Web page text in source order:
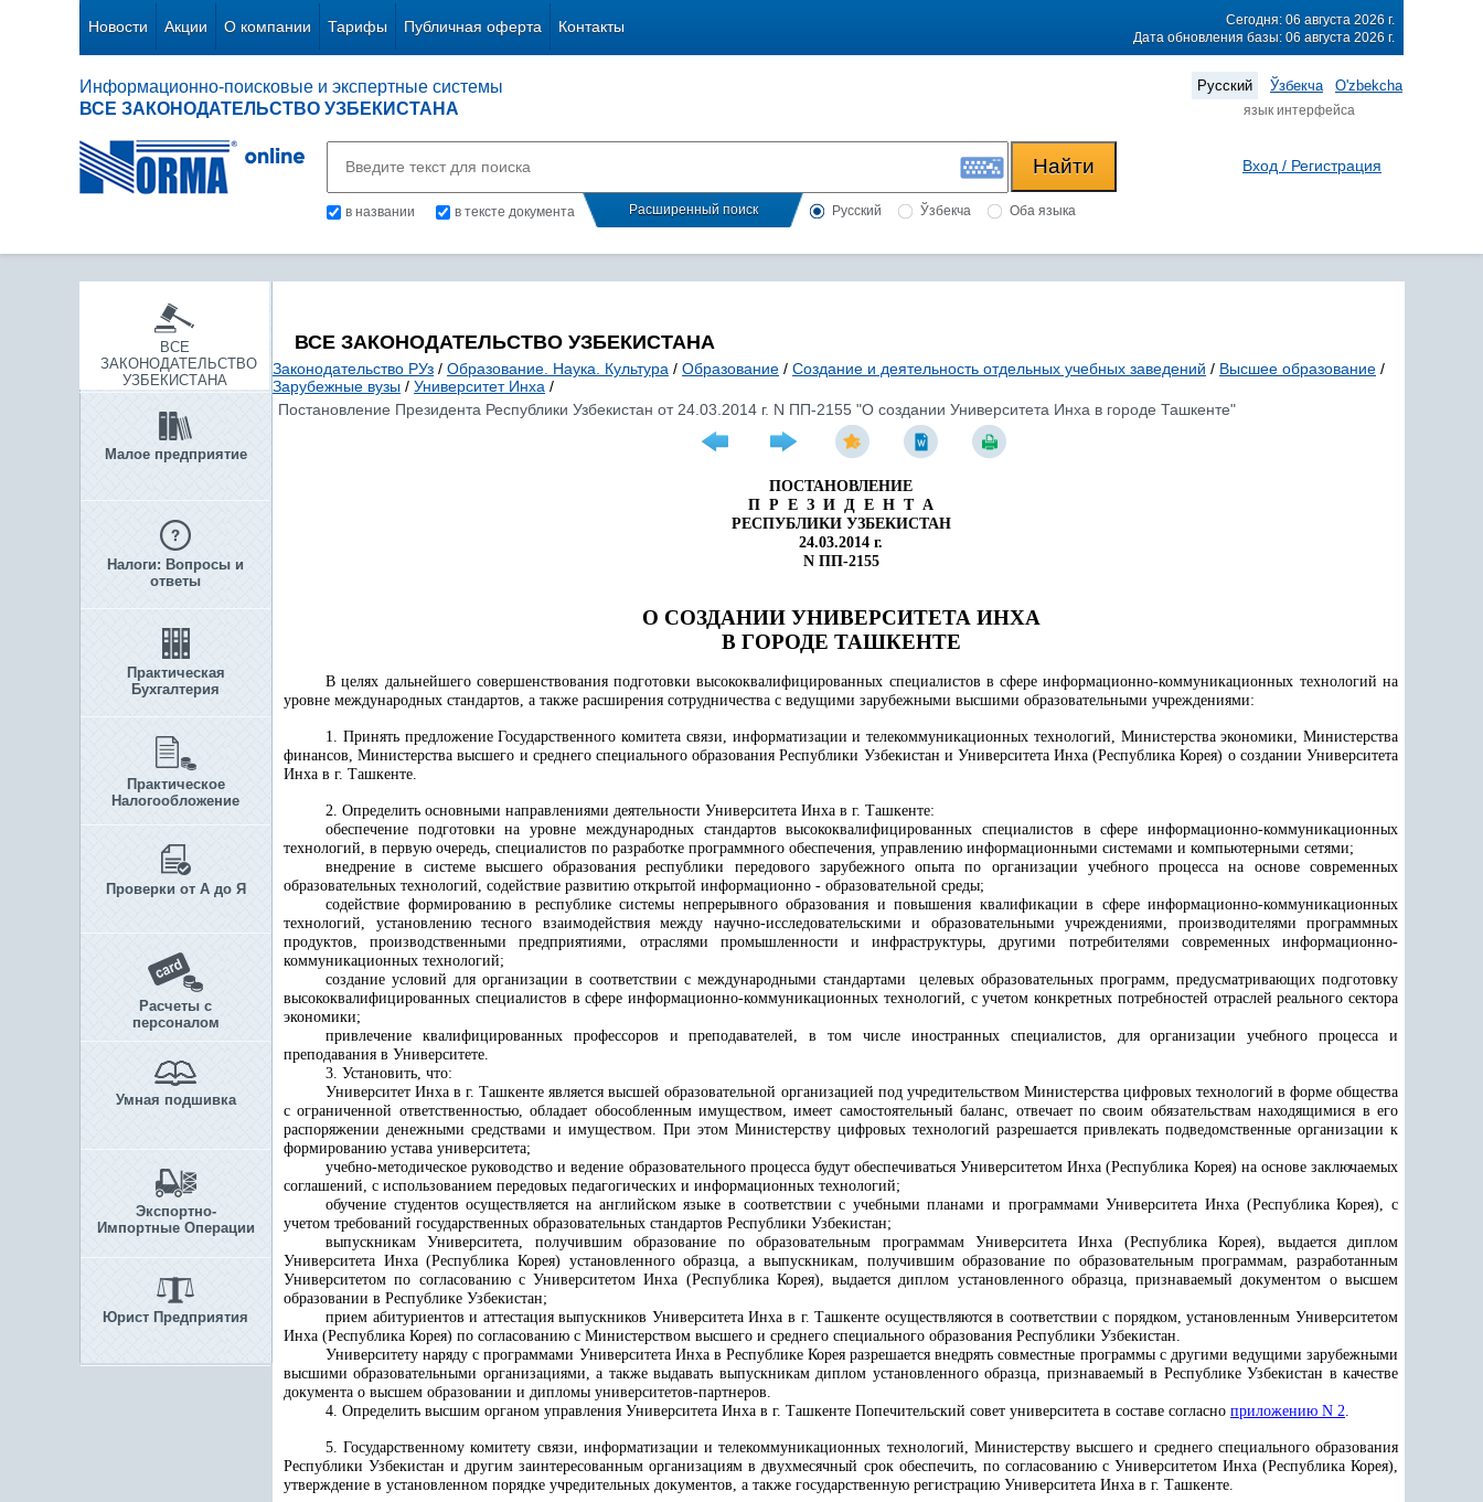
Новости Акции О компании Тарифы Публичная оферта Контакты
Сегодня: 06 августа 2026 г.
Дата обновления базы: 06 августа 2026 г.
Информационно-поисковые и экспертные системы
ВСЕ ЗАКОНОДАТЕЛЬСТВО УЗБЕКИСТАНА
Русский Ўзбекча O'zbekcha
язык интерфейса
в названии в тексте документа Расширенный поиск Русский Ўзбекча Оба языка
Вход / Регистрация
ВСЕ
ЗАКОНОДАТЕЛЬСТВО
УЗБЕКИСТАНА
Малое предприятие
Налоги: Вопросы и
ответы
Практическая
Бухгалтерия
Практическое
Налогообложение
Проверки от А до Я
Расчеты с
персоналом
Умная подшивка
Экспортно-
Импортные Операции
Юрист Предприятия
ВСЕ ЗАКОНОДАТЕЛЬСТВО УЗБЕКИСТАНА
Законодательство РУз / Образование. Наука. Культура / Образование / Создание и деятельность отдельных учебных заведений / Высшее образование /
Зарубежные вузы / Университет Инха /
Постановление Президента Республики Узбекистан от 24.03.2014 г. N ПП-2155 "О создании Университета Инха в городе Ташкенте"
ПОСТАНОВЛЕНИЕ
П Р Е З И Д Е Н Т А
РЕСПУБЛИКИ УЗБЕКИСТАН
24.03.2014 г.
N ПП-2155
О СОЗДАНИИ УНИВЕРСИТЕТА ИНХА
В ГОРОДЕ ТАШКЕНТЕ
В целях дальнейшего совершенствования подготовки высококвалифицированных специалистов в сфере информационно-коммуникационных технологий на
уровне международных стандартов, а также расширения сотрудничества с ведущими зарубежными высшими образовательными учреждениями:
1. Принять предложение Государственного комитета связи, информатизации и телекоммуникационных технологий, Министерства экономики, Министерства
финансов, Министерства высшего и среднего специального образования Республики Узбекистан и Университета Инха (Республика Корея) о создании Университета
Инха в г. Ташкенте.
2. Определить основными направлениями деятельности Университета Инха в г. Ташкенте:
обеспечение подготовки на уровне международных стандартов высококвалифицированных специалистов в сфере информационно-коммуникационных
технологий, в первую очередь, специалистов по разработке программного обеспечения, управлению информационными системами и компьютерными сетями;
внедрение в системе высшего образования республики передового зарубежного опыта по организации учебного процесса на основе современных
образовательных технологий, содействие развитию открытой информационно - образовательной среды;
содействие формированию в республике системы непрерывного образования и повышения квалификации в сфере информационно-коммуникационных
технологий, установлению тесного взаимодействия между научно-исследовательскими и образовательными учреждениями, производителями программных
продуктов, производственными предприятиями, отраслями промышленности и инфраструктуры, другими потребителями современных информационно-
коммуникационных технологий;
создание условий для организации в соответствии с международными стандартами целевых образовательных программ, предусматривающих подготовку
высококвалифицированных специалистов в сфере информационно-коммуникационных технологий, с учетом конкретных потребностей отраслей реального сектора
экономики;
привлечение квалифицированных профессоров и преподавателей, в том числе иностранных специалистов, для организации учебного процесса и
преподавания в Университете.
3. Установить, что:
Университет Инха в г. Ташкенте является высшей образовательной организацией под учредительством Министерства цифровых технологий в форме общества
с ограниченной ответственностью, обладает обособленным имуществом, имеет самостоятельный баланс, отвечает по своим обязательствам находящимися в его
распоряжении денежными средствами и имуществом. При этом Министерству цифровых технологий разрешается привлекать подведомственные организации к
формированию устава университета;
учебно-методическое руководство и ведение образовательного процесса будут обеспечиваться Университетом Инха (Республика Корея) на основе заключаемых
соглашений, с использованием передовых педагогических и информационных технологий;
обучение студентов осуществляется на английском языке в соответствии с учебными планами и программами Университета Инха (Республика Корея), с
учетом требований государственных образовательных стандартов Республики Узбекистан;
выпускникамУниверситета, получившим образование по образовательным программам Университета Инха (Республика Корея), выдается диплом
Университета Инха (Республика Корея) установленного образца, а выпускникам, получившим образование по образовательным программам, разработанным
Университетом по согласованию с Университетом Инха (Республика Корея), выдается диплом установленного образца, признаваемый документом о высшем
образовании в Республике Узбекистан;
прием абитуриентов и аттестация выпускников Университета Инха в г. Ташкенте осуществляются в соответствии с порядком, установленным Университетом
Инха (Республика Корея) по согласованию с Министерством высшего и среднего специального образования Республики Узбекистан.
Университету наряду с программами Университета Инха в Республике Корея разрешается внедрять совместные программы с другими ведущими зарубежными
высшими образовательными организациями, а также выдавать выпускникам диплом установленного образца, признаваемый в Республике Узбекистан в качестве
документа о высшем образовании и дипломы университетов-партнеров.
4. Определить высшим органом управления Университета Инха в г. Ташкенте Попечительский совет университета в составе согласно приложению N 2.
5. Государственному комитету связи, информатизации и телекоммуникационных технологий, Министерству высшего и среднего специального образования
Республики Узбекистан и другим заинтересованным организациям в двухмесячный срок обеспечить, по согласованию с Университетом Инха (Республика Корея),
утверждение в установленном порядке учредительных документов, а также государственную регистрацию Университета Инха в г. Ташкенте.